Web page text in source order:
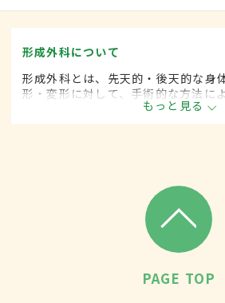
形成外科について
形成外科とは、先天的・後天的な身
形・変形に対して、手術的な方法に
もっと見る
PAGE TOP